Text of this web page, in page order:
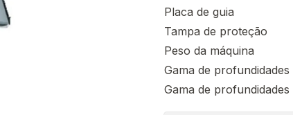
Placa de guia
Tampa de proteção
Peso da máquina
Gama de
Gama de